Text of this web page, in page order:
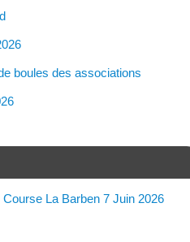
boules des associations
Course La Barben 7 Juin 2026